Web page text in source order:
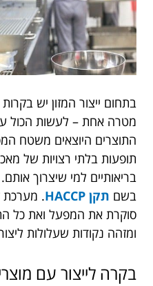
בתחום ייצור המזון יש
מטרה אחת – לעשות הכול
התוצרים היוצאים משטח
תופעות בלתי רצויות של
בריאותיים למי שיצרוך
בשם תקן HACCP
. מערכת
סוקרת את המפעל ואת כל
ומזהה נקודות שעלולות
בקרה לייצור עם